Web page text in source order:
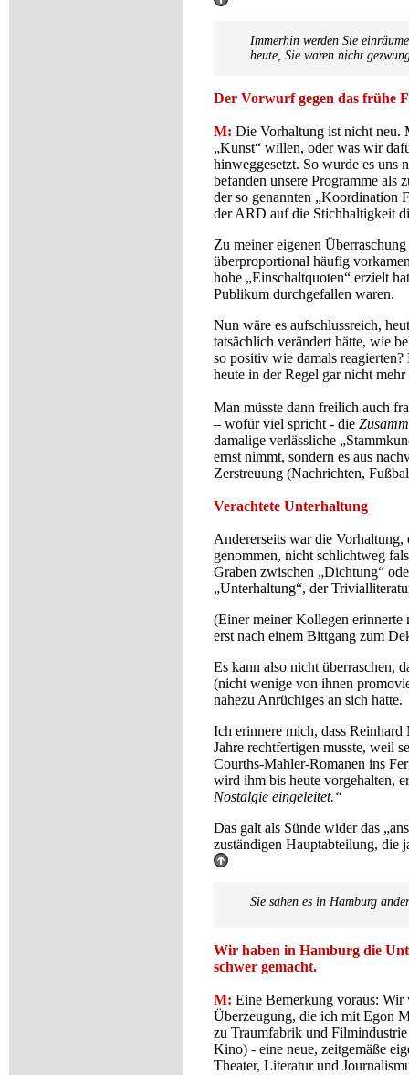
Immerhin werden Sie
heute, Sie waren nicht
Der Vorwurf gegen das frühe
M: Die Vorhaltung ist nicht neu.
„Kunst“ willen, oder was wir
hinweggesetzt. So wurde es uns
befanden unsere Programme als
der so genannten „Koordination
der ARD auf die Stichhaltigkeit
Zu meiner eigenen
überproportional häufig
hohe „Einschaltquoten“ erzielt
Publikum durchgefallen waren.
Nun wäre es aufschlussreich,
tatsächlich verändert hätte, wie
so positiv wie damals
heute in der Regel gar nicht mehr
Man müsste dann freilich auch
– wofür viel spricht - die
damalige verlässliche
ernst nimmt, sondern es aus
Zerstreuung (Nachrichten,
Verachtete Unterhaltung
Andererseits war die Vorhaltung,
genommen, nicht schlichtweg
Graben zwischen „Dichtung“
„Unterhaltung“, der
(Einer meiner Kollegen erinnerte
erst nach einem Bittgang zum
Es kann also nicht überraschen,
(nicht wenige von ihnen
nahezu Anrüchiges an sich hatte.
Ich erinnere mich, dass
Jahre rechtfertigen musste, weil
Courths-Mahler-Romanen ins
wird ihm bis heute vorgehalten,
Nostalgie eingeleitet.“
Das galt als Sünde wider das
zuständigen Hauptabteilung, die
Sie sahen es in Hamburg
Wir haben in Hamburg die
schwer gemacht.
M: Eine Bemerkung voraus: Wir
Überzeugung, die ich mit Egon
zu Traumfabrik und
Kino) - eine neue, zeitgemäße
Theater, Literatur und